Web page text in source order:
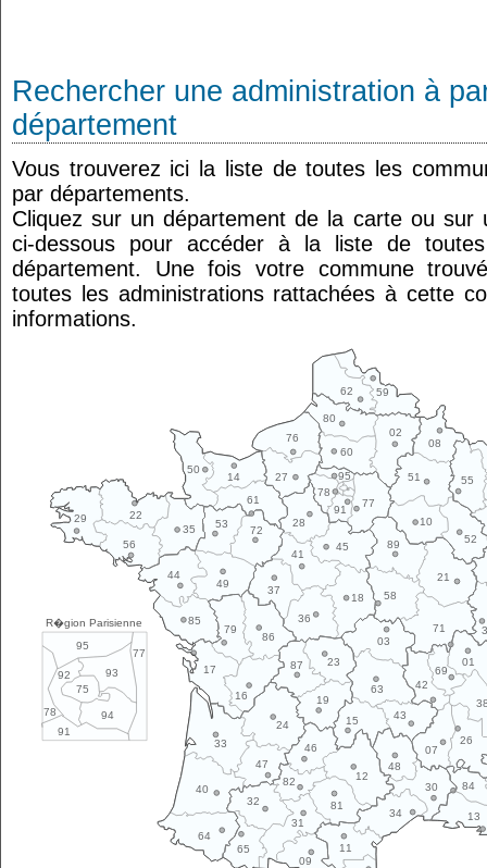
Rechercher une administration à
département
Vous trouverez ici la liste de toutes les
par départements.
Cliquez sur un département de la carte ou sur
ci-dessous pour accéder à la liste de
département. Une fois votre commune
toutes les administrations rattachées à cette
informations.
R�gion Parisienne
77
78
91
95
93
75
94
92
10
11
12
13
14
15
16
17
18
19
21
22
23
24
26
27
28
29
30
31
32
33
34
35
36
37
40
41
42
43
44
45
46
47
48
49
50
51
52
53
55
56
58
59
60
61
62
63
64
65
69
01
02
03
07
08
09
71
72
76
77
78
79
80
81
82 84
85
86
87
89
91
95